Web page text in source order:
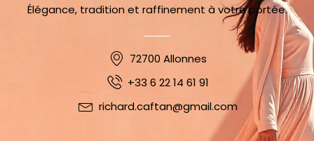
Élégance, tradition et raffinement à votre portée.
72700 Allonnes
+33 6 22 14 61 91
richard.caftan@gmail.com